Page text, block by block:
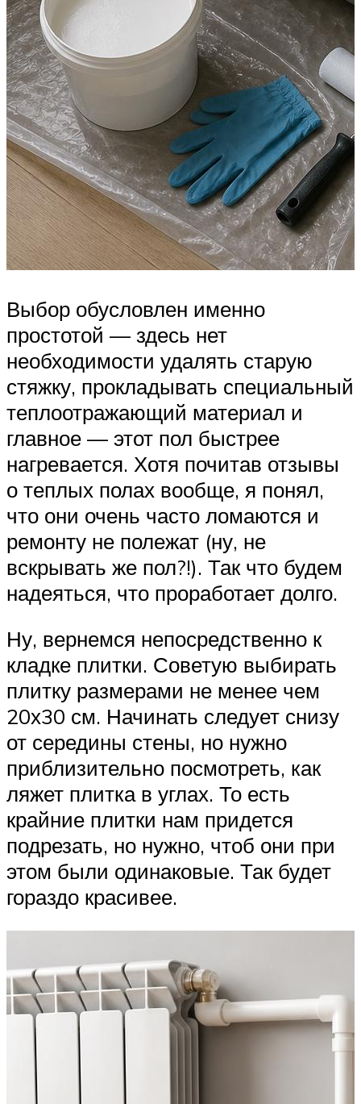
Выбор обусловлен именно
простотой — здесь нет
необходимости удалять старую
стяжку, прокладывать специальный
теплоотражающий материал и
главное — этот пол быстрее
нагревается. Хотя почитав отзывы
о теплых полах вообще, я понял,
что они очень часто ломаются и
ремонту не полежат (ну, не
вскрывать же пол?!). Так что будем
надеяться, что проработает долго.
Ну, вернемся непосредственно к
кладке плитки. Советую выбирать
плитку размерами не менее чем
20х30 см. Начинать следует снизу
от середины стены, но нужно
приблизительно посмотреть, как
ляжет плитка в углах. То есть
крайние плитки нам придется
подрезать, но нужно, чтоб они при
этом были одинаковые. Так будет
гораздо красивее.